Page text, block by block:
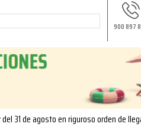
900 897
31 de agosto en riguroso orden de